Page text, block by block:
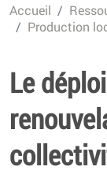
Accueil
Production
Le